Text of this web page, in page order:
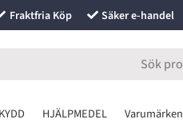
Fraktfria Köp Säker e-handel
HJÄLPMEDEL Varumärken